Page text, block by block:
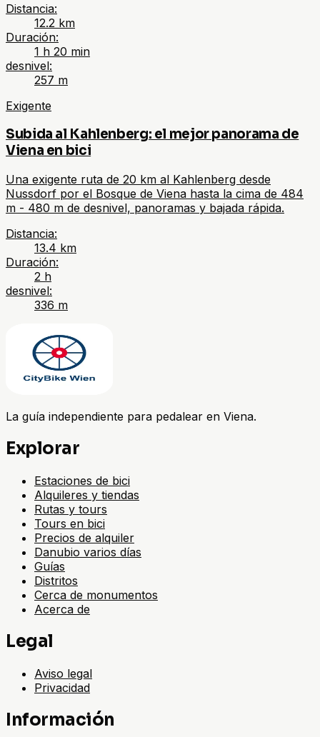
Distancia:
12.2 km
Duración:
1 h 20 min
desnivel:
257 m
Exigente
Subida al Kahlenberg: el mejor panorama de
Viena en bici
Una exigente ruta de 20 km al Kahlenberg desde
Nussdorf por el Bosque de Viena hasta la cima de 484
m - 480 m de desnivel, panoramas y bajada rápida.
Distancia:
13.4 km
Duración:
2 h
desnivel:
336 m
La guía independiente para pedalear en Viena.
Explorar
Estaciones de bici
Alquileres y tiendas
Rutas y tours
Tours en bici
Precios de alquiler
Danubio varios días
Guías
Distritos
Cerca de monumentos
Acerca de
Legal
Aviso legal
Privacidad
Información